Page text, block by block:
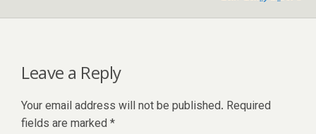
Leave a Reply
Your email address will not be published. Required
fields are marked *